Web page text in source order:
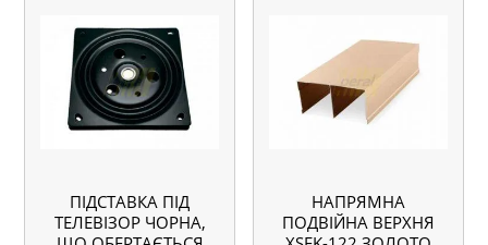
ПІДСТАВКА ПІД
ТЕЛЕВІЗОР ЧОРНА,
НАПРЯМНА
ПОДВІЙНА ВЕРХНЯ